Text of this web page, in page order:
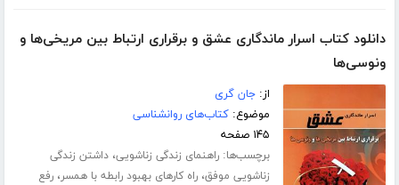
دانلود کتاب اسرار ماندگاری عشق و برقراری ارتباط بین مریخی‌ها و
ونوسی‌ها‎
از:جان گری
موضوع:کتاب‌های روانشناسی
۱۴۵ صفحه
برچسب‌ها:راهنمای زندگی زناشویی،داشتن زندگی
زناشویی موفق،راه کارهای بهبود رابطه با همسر،رفع